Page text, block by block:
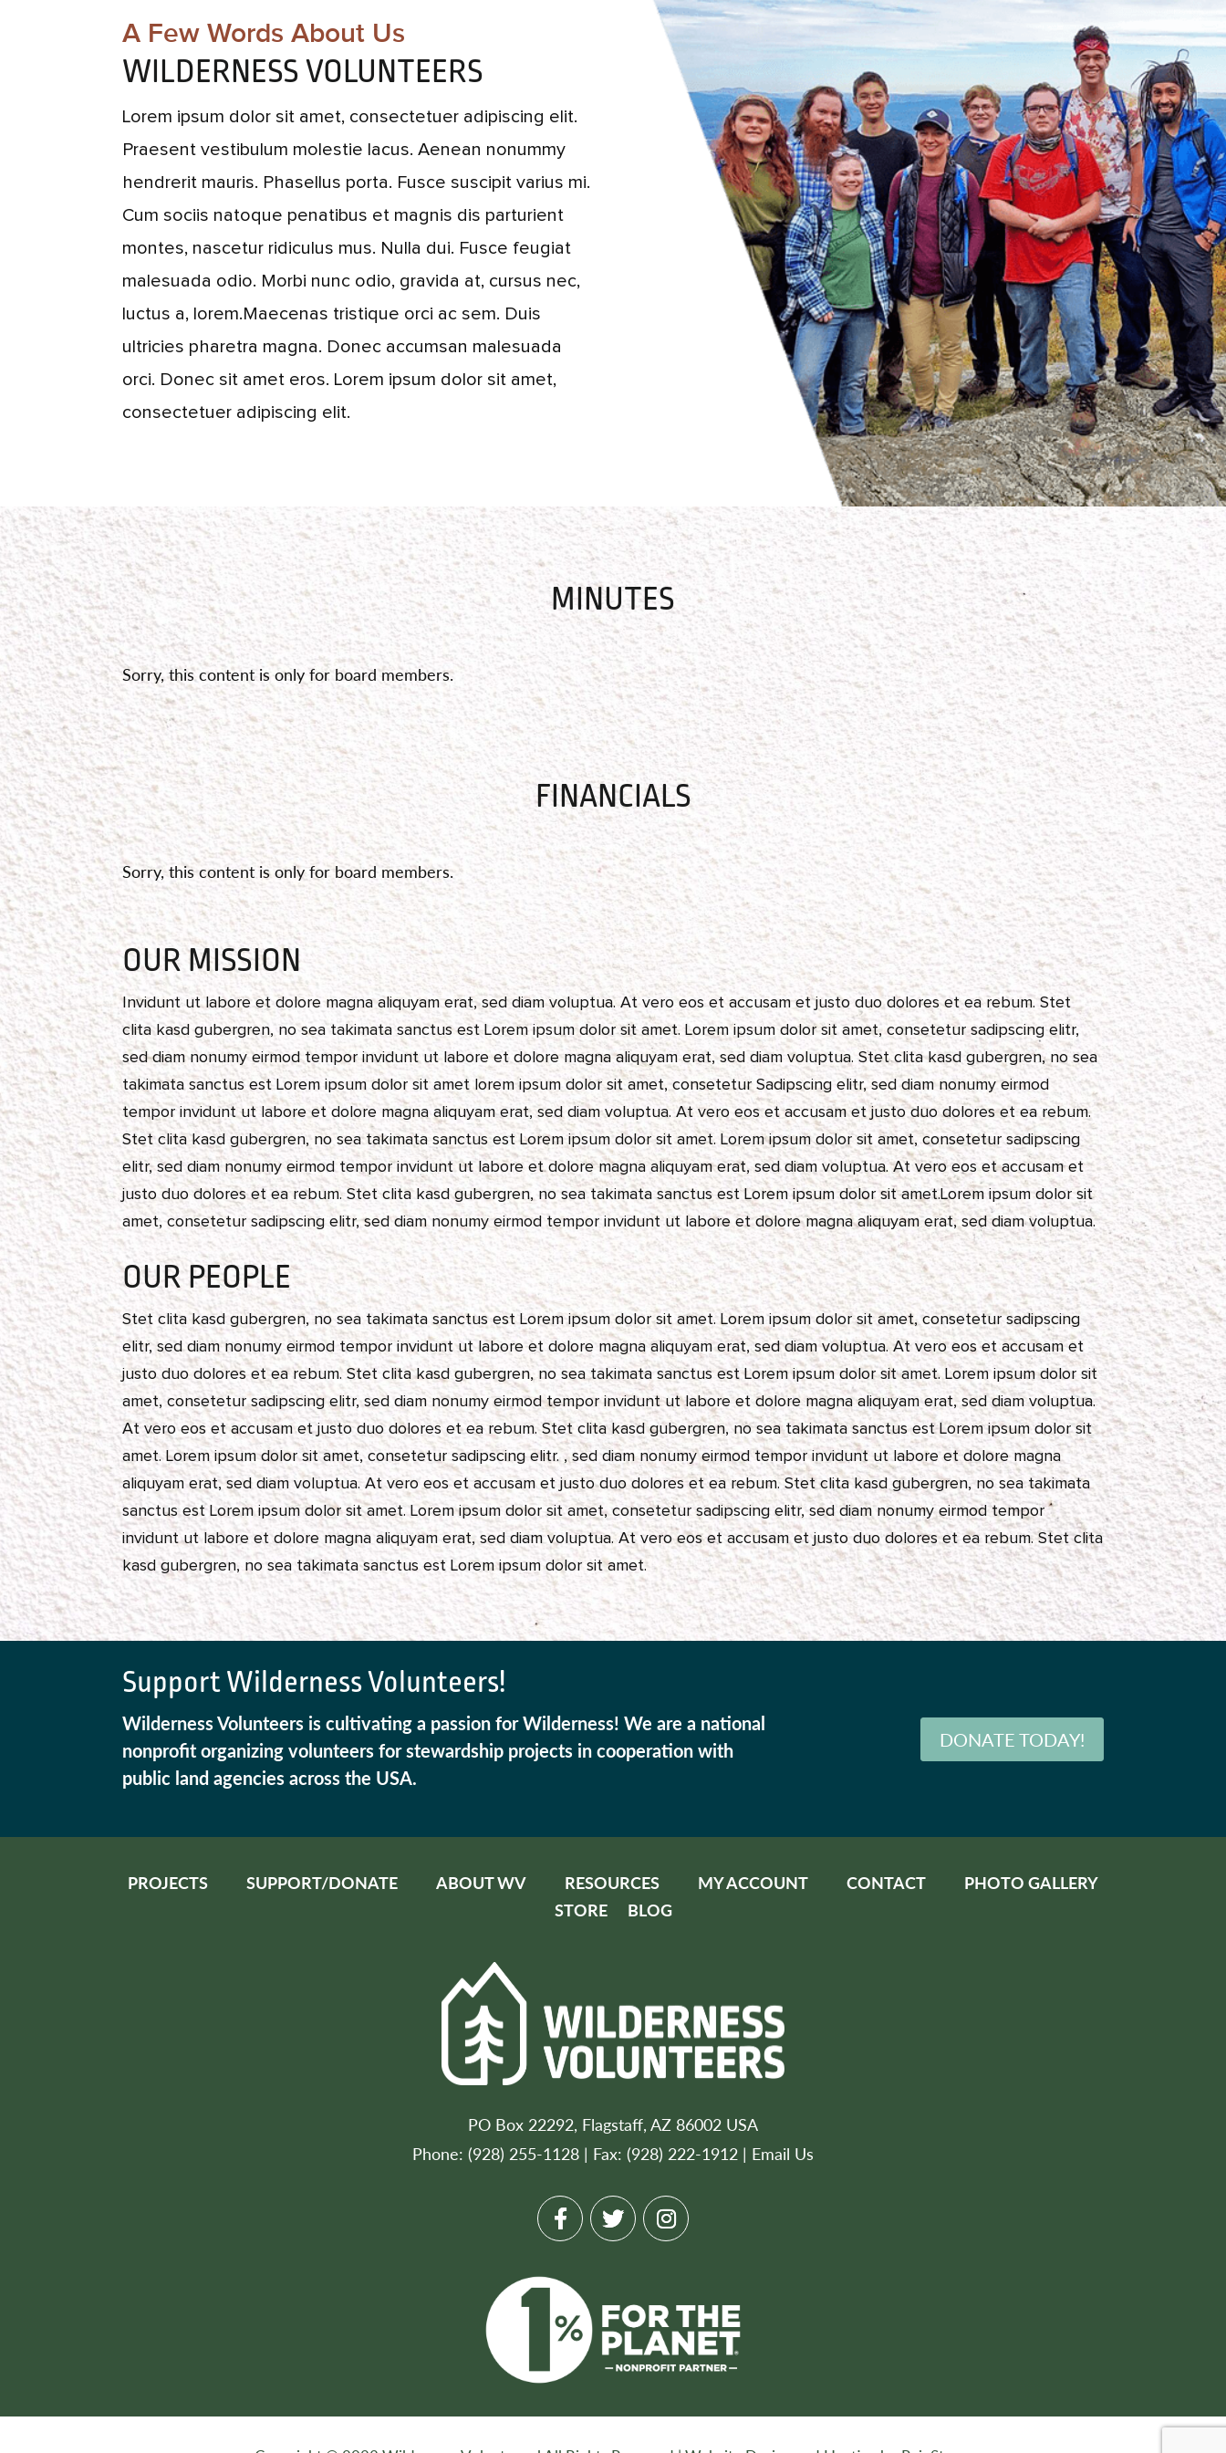
A Few Words About Us
WILDERNESS VOLUNTEERS
Lorem ipsum dolor sit amet, consectetuer adipiscing elit.
Praesent vestibulum molestie lacus. Aenean nonummy
hendrerit mauris. Phasellus porta. Fusce suscipit varius mi.
Cum sociis natoque penatibus et magnis dis parturient
montes, nascetur ridiculus mus. Nulla dui. Fusce feugiat
malesuada odio. Morbi nunc odio, gravida at, cursus nec,
luctus a, lorem.Maecenas tristique orci ac sem. Duis
ultricies pharetra magna. Donec accumsan malesuada
orci. Donec sit amet eros. Lorem ipsum dolor sit amet,
consectetuer adipiscing elit.
MINUTES
Sorry, this content is only for board members.
FINANCIALS
Sorry, this content is only for board members.
OUR MISSION
Invidunt ut labore et dolore magna aliquyam erat, sed diam voluptua. At vero eos et accusam et justo duo dolores et ea rebum. Stet
clita kasd gubergren, no sea takimata sanctus est Lorem ipsum dolor sit amet. Lorem ipsum dolor sit amet, consetetur sadipscing elitr,
sed diam nonumy eirmod tempor invidunt ut labore et dolore magna aliquyam erat, sed diam voluptua. Stet clita kasd gubergren, no sea
takimata sanctus est Lorem ipsum dolor sit amet lorem ipsum dolor sit amet, consetetur Sadipscing elitr, sed diam nonumy eirmod
tempor invidunt ut labore et dolore magna aliquyam erat, sed diam voluptua. At vero eos et accusam et justo duo dolores et ea rebum.
Stet clita kasd gubergren, no sea takimata sanctus est Lorem ipsum dolor sit amet. Lorem ipsum dolor sit amet, consetetur sadipscing
elitr, sed diam nonumy eirmod tempor invidunt ut labore et dolore magna aliquyam erat, sed diam voluptua. At vero eos et accusam et
justo duo dolores et ea rebum. Stet clita kasd gubergren, no sea takimata sanctus est Lorem ipsum dolor sit amet.Lorem ipsum dolor sit
amet, consetetur sadipscing elitr, sed diam nonumy eirmod tempor invidunt ut labore et dolore magna aliquyam erat, sed diam voluptua.
OUR PEOPLE
Stet clita kasd gubergren, no sea takimata sanctus est Lorem ipsum dolor sit amet. Lorem ipsum dolor sit amet, consetetur sadipscing
elitr, sed diam nonumy eirmod tempor invidunt ut labore et dolore magna aliquyam erat, sed diam voluptua. At vero eos et accusam et
justo duo dolores et ea rebum. Stet clita kasd gubergren, no sea takimata sanctus est Lorem ipsum dolor sit amet. Lorem ipsum dolor sit
amet, consetetur sadipscing elitr, sed diam nonumy eirmod tempor invidunt ut labore et dolore magna aliquyam erat, sed diam voluptua.
At vero eos et accusam et justo duo dolores et ea rebum. Stet clita kasd gubergren, no sea takimata sanctus est Lorem ipsum dolor sit
amet. Lorem ipsum dolor sit amet, consetetur sadipscing elitr. , sed diam nonumy eirmod tempor invidunt ut labore et dolore magna
aliquyam erat, sed diam voluptua. At vero eos et accusam et justo duo dolores et ea rebum. Stet clita kasd gubergren, no sea takimata
sanctus est Lorem ipsum dolor sit amet. Lorem ipsum dolor sit amet, consetetur sadipscing elitr, sed diam nonumy eirmod tempor
invidunt ut labore et dolore magna aliquyam erat, sed diam voluptua. At vero eos et accusam et justo duo dolores et ea rebum. Stet clita
kasd gubergren, no sea takimata sanctus est Lorem ipsum dolor sit amet.
Support Wilderness Volunteers!
Wilderness Volunteers is cultivating a passion for Wilderness! We are a national
nonprofit organizing volunteers for stewardship projects in cooperation with
public land agencies across the USA.
DONATE TODAY!
PROJECTS SUPPORT/DONATE ABOUT WV RESOURCES MY ACCOUNT CONTACT
PHOTO GALLERY
STORE
BLOG
PO Box 22292, Flagstaff, AZ 86002 USA
Phone: (928) 255-1128 | Fax: (928) 222-1912 | Email Us